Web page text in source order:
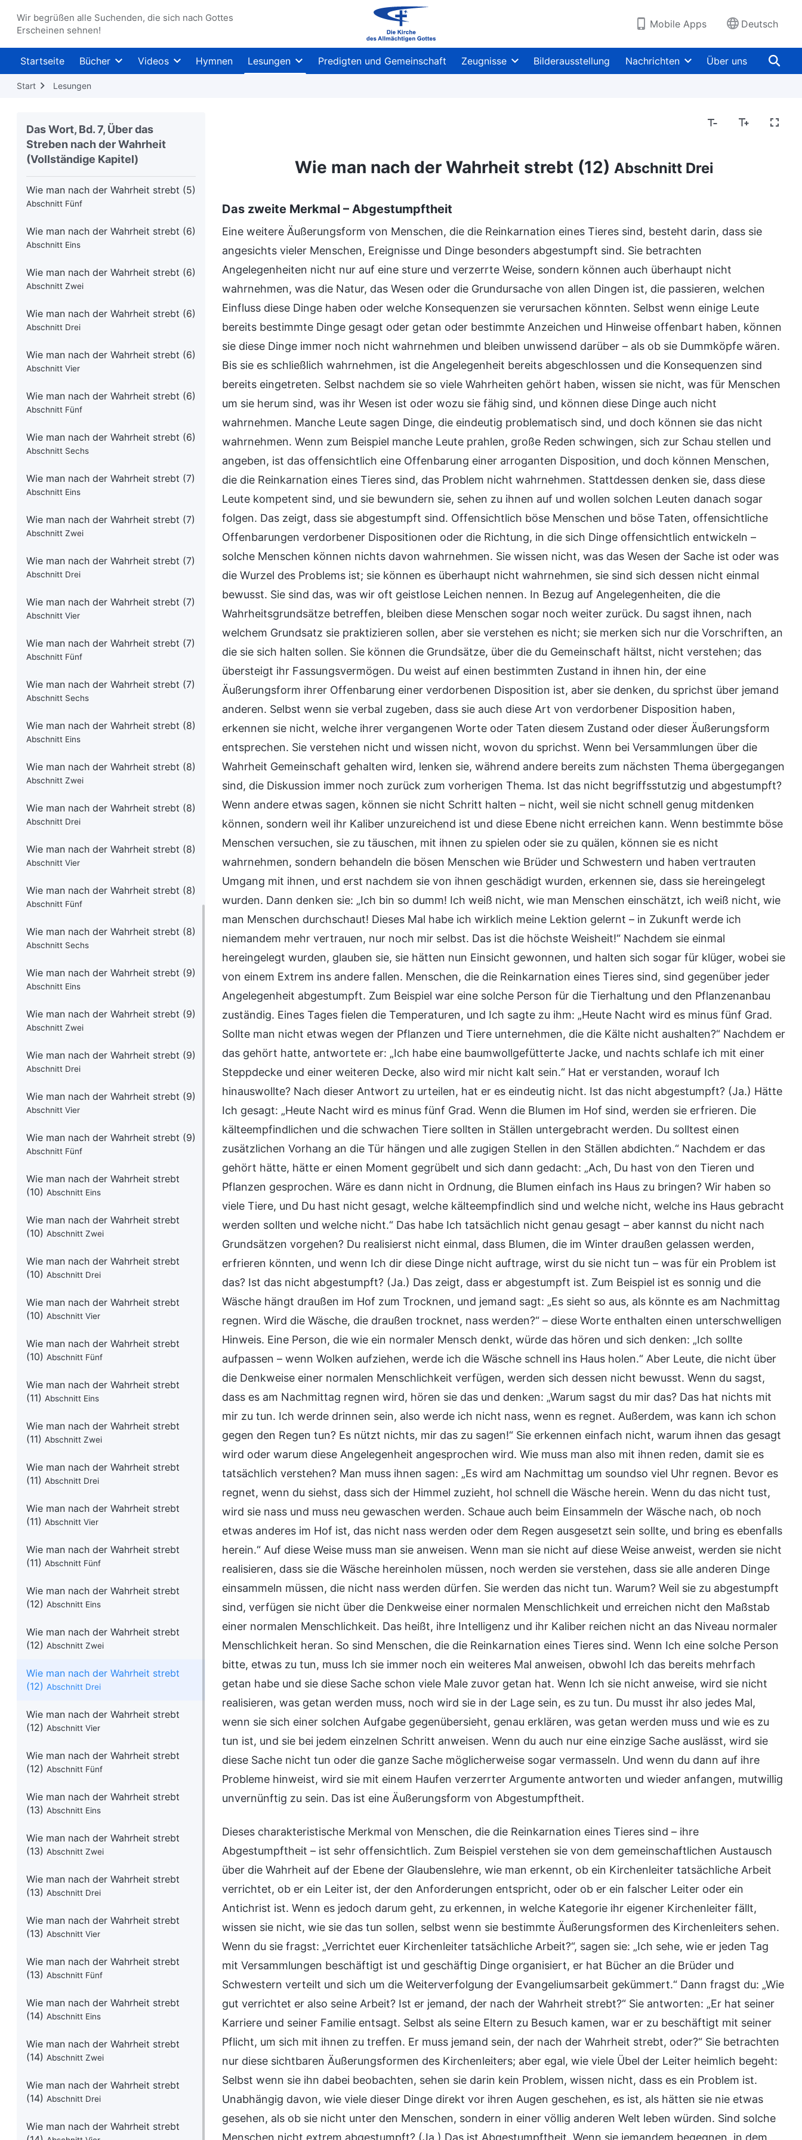
Wir begrüßen alle Suchenden, die sich nach Gottes
Erscheinen sehnen!
Mobile Apps Deutsch
Startseite Bücher Videos Hymnen Lesungen Predigten und Gemeinschaft Zeugnisse Bilderausstellung Nachrichten Über uns
Start Lesungen
Das Wort, Bd. 7, Über das
Streben nach der Wahrheit
(Vollständige Kapitel)
Wie man nach der Wahrheit strebt (5)
Wie man nach der Wahrheit strebt (5)
Wie man nach der Wahrheit strebt (5)
Abschnitt Vier
Wie man nach der Wahrheit strebt (5)
Abschnitt Fünf
Wie man nach der Wahrheit strebt (6)
Abschnitt Eins
Wie man nach der Wahrheit strebt (6)
Abschnitt Zwei
Wie man nach der Wahrheit strebt (6)
Abschnitt Drei
Wie man nach der Wahrheit strebt (6)
Abschnitt Vier
Wie man nach der Wahrheit strebt (6)
Abschnitt Fünf
Wie man nach der Wahrheit strebt (6)
Abschnitt Sechs
Wie man nach der Wahrheit strebt (7)
Abschnitt Eins
Wie man nach der Wahrheit strebt (7)
Abschnitt Zwei
Wie man nach der Wahrheit strebt (7)
Abschnitt Drei
Wie man nach der Wahrheit strebt (7)
Abschnitt Vier
Wie man nach der Wahrheit strebt (7)
Abschnitt Fünf
Wie man nach der Wahrheit strebt (7)
Abschnitt Sechs
Wie man nach der Wahrheit strebt (8)
Abschnitt Eins
Wie man nach der Wahrheit strebt (8)
Abschnitt Zwei
Wie man nach der Wahrheit strebt (8)
Abschnitt Drei
Wie man nach der Wahrheit strebt (8)
Abschnitt Vier
Wie man nach der Wahrheit strebt (8)
Abschnitt Fünf
Wie man nach der Wahrheit strebt (8)
Abschnitt Sechs
Wie man nach der Wahrheit strebt (9)
Abschnitt Eins
Wie man nach der Wahrheit strebt (9)
Abschnitt Zwei
Wie man nach der Wahrheit strebt (9)
Abschnitt Drei
Wie man nach der Wahrheit strebt (9)
Abschnitt Vier
Wie man nach der Wahrheit strebt (9)
Abschnitt Fünf
Wie man nach der Wahrheit strebt
(10) Abschnitt Eins
Wie man nach der Wahrheit strebt
(10) Abschnitt Zwei
Wie man nach der Wahrheit strebt
(10) Abschnitt Drei
Wie man nach der Wahrheit strebt
(10) Abschnitt Vier
Wie man nach der Wahrheit strebt
(10) Abschnitt Fünf
Wie man nach der Wahrheit strebt
(11) Abschnitt Eins
Wie man nach der Wahrheit strebt
(11) Abschnitt Zwei
Wie man nach der Wahrheit strebt
(11) Abschnitt Drei
Wie man nach der Wahrheit strebt
(11) Abschnitt Vier
Wie man nach der Wahrheit strebt
(11) Abschnitt Fünf
Wie man nach der Wahrheit strebt
(12) Abschnitt Eins
Wie man nach der Wahrheit strebt
(12) Abschnitt Zwei
Wie man nach der Wahrheit strebt
(12) Abschnitt Drei
Wie man nach der Wahrheit strebt
(12) Abschnitt Vier
Wie man nach der Wahrheit strebt
(12) Abschnitt Fünf
Wie man nach der Wahrheit strebt
(13) Abschnitt Eins
Wie man nach der Wahrheit strebt
(13) Abschnitt Zwei
Wie man nach der Wahrheit strebt
(13) Abschnitt Drei
Wie man nach der Wahrheit strebt
(13) Abschnitt Vier
Wie man nach der Wahrheit strebt
(13) Abschnitt Fünf
Wie man nach der Wahrheit strebt
(14) Abschnitt Eins
Wie man nach der Wahrheit strebt
(14) Abschnitt Zwei
Wie man nach der Wahrheit strebt
(14) Abschnitt Drei
Wie man nach der Wahrheit strebt
Wie man nach der Wahrheit strebt (12) Abschnitt Drei
Das zweite Merkmal – Abgestumpftheit
Eine weitere Äußerungsform von Menschen, die die Reinkarnation eines Tieres sind, besteht darin, dass sie
angesichts vieler Menschen, Ereignisse und Dinge besonders abgestumpft sind. Sie betrachten
Angelegenheiten nicht nur auf eine sture und verzerrte Weise, sondern können auch überhaupt nicht
wahrnehmen, was die Natur, das Wesen oder die Grundursache von allen Dingen ist, die passieren, welchen
Einfluss diese Dinge haben oder welche Konsequenzen sie verursachen könnten. Selbst wenn einige Leute
bereits bestimmte Dinge gesagt oder getan oder bestimmte Anzeichen und Hinweise offenbart haben, können
sie diese Dinge immer noch nicht wahrnehmen und bleiben unwissend darüber – als ob sie Dummköpfe wären.
Bis sie es schließlich wahrnehmen, ist die Angelegenheit bereits abgeschlossen und die Konsequenzen sind
bereits eingetreten. Selbst nachdem sie so viele Wahrheiten gehört haben, wissen sie nicht, was für Menschen
um sie herum sind, was ihr Wesen ist oder wozu sie fähig sind, und können diese Dinge auch nicht
wahrnehmen. Manche Leute sagen Dinge, die eindeutig problematisch sind, und doch können sie das nicht
wahrnehmen. Wenn zum Beispiel manche Leute prahlen, große Reden schwingen, sich zur Schau stellen und
angeben, ist das offensichtlich eine Offenbarung einer arroganten Disposition, und doch können Menschen,
die die Reinkarnation eines Tieres sind, das Problem nicht wahrnehmen. Stattdessen denken sie, dass diese
Leute kompetent sind, und sie bewundern sie, sehen zu ihnen auf und wollen solchen Leuten danach sogar
folgen. Das zeigt, dass sie abgestumpft sind. Offensichtlich böse Menschen und böse Taten, offensichtliche
Offenbarungen verdorbener Dispositionen oder die Richtung, in die sich Dinge offensichtlich entwickeln –
solche Menschen können nichts davon wahrnehmen. Sie wissen nicht, was das Wesen der Sache ist oder was
die Wurzel des Problems ist; sie können es überhaupt nicht wahrnehmen, sie sind sich dessen nicht einmal
bewusst. Sie sind das, was wir oft geistlose Leichen nennen. In Bezug auf Angelegenheiten, die die
Wahrheitsgrundsätze betreffen, bleiben diese Menschen sogar noch weiter zurück. Du sagst ihnen, nach
welchem Grundsatz sie praktizieren sollen, aber sie verstehen es nicht; sie merken sich nur die Vorschriften, an
die sie sich halten sollen. Sie können die Grundsätze, über die du Gemeinschaft hältst, nicht verstehen; das
übersteigt ihr Fassungsvermögen. Du weist auf einen bestimmten Zustand in ihnen hin, der eine
Äußerungsform ihrer Offenbarung einer verdorbenen Disposition ist, aber sie denken, du sprichst über jemand
anderen. Selbst wenn sie verbal zugeben, dass sie auch diese Art von verdorbener Disposition haben,
erkennen sie nicht, welche ihrer vergangenen Worte oder Taten diesem Zustand oder dieser Äußerungsform
entsprechen. Sie verstehen nicht und wissen nicht, wovon du sprichst. Wenn bei Versammlungen über die
Wahrheit Gemeinschaft gehalten wird, lenken sie, während andere bereits zum nächsten Thema übergegangen
sind, die Diskussion immer noch zurück zum vorherigen Thema. Ist das nicht begriffsstutzig und abgestumpft?
Wenn andere etwas sagen, können sie nicht Schritt halten – nicht, weil sie nicht schnell genug mitdenken
können, sondern weil ihr Kaliber unzureichend ist und diese Ebene nicht erreichen kann. Wenn bestimmte böse
Menschen versuchen, sie zu täuschen, mit ihnen zu spielen oder sie zu quälen, können sie es nicht
wahrnehmen, sondern behandeln die bösen Menschen wie Brüder und Schwestern und haben vertrauten
Umgang mit ihnen, und erst nachdem sie von ihnen geschädigt wurden, erkennen sie, dass sie hereingelegt
wurden. Dann denken sie: „Ich bin so dumm! Ich weiß nicht, wie man Menschen einschätzt, ich weiß nicht, wie
man Menschen durchschaut! Dieses Mal habe ich wirklich meine Lektion gelernt – in Zukunft werde ich
niemandem mehr vertrauen, nur noch mir selbst. Das ist die höchste Weisheit!“ Nachdem sie einmal
hereingelegt wurden, glauben sie, sie hätten nun Einsicht gewonnen, und halten sich sogar für klüger, wobei sie
von einem Extrem ins andere fallen. Menschen, die die Reinkarnation eines Tieres sind, sind gegenüber jeder
Angelegenheit abgestumpft. Zum Beispiel war eine solche Person für die Tierhaltung und den Pflanzenanbau
zuständig. Eines Tages fielen die Temperaturen, und Ich sagte zu ihm: „Heute Nacht wird es minus fünf Grad.
Sollte man nicht etwas wegen der Pflanzen und Tiere unternehmen, die die Kälte nicht aushalten?“ Nachdem er
das gehört hatte, antwortete er: „Ich habe eine baumwollgefütterte Jacke, und nachts schlafe ich mit einer
Steppdecke und einer weiteren Decke, also wird mir nicht kalt sein.“ Hat er verstanden, worauf Ich
hinauswollte? Nach dieser Antwort zu urteilen, hat er es eindeutig nicht. Ist das nicht abgestumpft? (Ja.) Hätte
Ich gesagt: „Heute Nacht wird es minus fünf Grad. Wenn die Blumen im Hof sind, werden sie erfrieren. Die
kälteempfindlichen und die schwachen Tiere sollten in Ställen untergebracht werden. Du solltest einen
zusätzlichen Vorhang an die Tür hängen und alle zugigen Stellen in den Ställen abdichten.“ Nachdem er das
gehört hätte, hätte er einen Moment gegrübelt und sich dann gedacht: „Ach, Du hast von den Tieren und
Pflanzen gesprochen. Wäre es dann nicht in Ordnung, die Blumen einfach ins Haus zu bringen? Wir haben so
viele Tiere, und Du hast nicht gesagt, welche kälteempfindlich sind und welche nicht, welche ins Haus gebracht
werden sollten und welche nicht.“ Das habe Ich tatsächlich nicht genau gesagt – aber kannst du nicht nach
Grundsätzen vorgehen? Du realisierst nicht einmal, dass Blumen, die im Winter draußen gelassen werden,
erfrieren könnten, und wenn Ich dir diese Dinge nicht auftrage, wirst du sie nicht tun – was für ein Problem ist
das? Ist das nicht abgestumpft? (Ja.) Das zeigt, dass er abgestumpft ist. Zum Beispiel ist es sonnig und die
Wäsche hängt draußen im Hof zum Trocknen, und jemand sagt: „Es sieht so aus, als könnte es am Nachmittag
regnen. Wird die Wäsche, die draußen trocknet, nass werden?“ – diese Worte enthalten einen unterschwelligen
Hinweis. Eine Person, die wie ein normaler Mensch denkt, würde das hören und sich denken: „Ich sollte
aufpassen – wenn Wolken aufziehen, werde ich die Wäsche schnell ins Haus holen.“ Aber Leute, die nicht über
die Denkweise einer normalen Menschlichkeit verfügen, werden sich dessen nicht bewusst. Wenn du sagst,
dass es am Nachmittag regnen wird, hören sie das und denken: „Warum sagst du mir das? Das hat nichts mit
mir zu tun. Ich werde drinnen sein, also werde ich nicht nass, wenn es regnet. Außerdem, was kann ich schon
gegen den Regen tun? Es nützt nichts, mir das zu sagen!“ Sie erkennen einfach nicht, warum ihnen das gesagt
wird oder warum diese Angelegenheit angesprochen wird. Wie muss man also mit ihnen reden, damit sie es
tatsächlich verstehen? Man muss ihnen sagen: „Es wird am Nachmittag um soundso viel Uhr regnen. Bevor es
regnet, wenn du siehst, dass sich der Himmel zuzieht, hol schnell die Wäsche herein. Wenn du das nicht tust,
wird sie nass und muss neu gewaschen werden. Schaue auch beim Einsammeln der Wäsche nach, ob noch
etwas anderes im Hof ist, das nicht nass werden oder dem Regen ausgesetzt sein sollte, und bring es ebenfalls
herein.“ Auf diese Weise muss man sie anweisen. Wenn man sie nicht auf diese Weise anweist, werden sie nicht
realisieren, dass sie die Wäsche hereinholen müssen, noch werden sie verstehen, dass sie alle anderen Dinge
einsammeln müssen, die nicht nass werden dürfen. Sie werden das nicht tun. Warum? Weil sie zu abgestumpft
sind, verfügen sie nicht über die Denkweise einer normalen Menschlichkeit und erreichen nicht den Maßstab
einer normalen Menschlichkeit. Das heißt, ihre Intelligenz und ihr Kaliber reichen nicht an das Niveau normaler
Menschlichkeit heran. So sind Menschen, die die Reinkarnation eines Tieres sind. Wenn Ich eine solche Person
bitte, etwas zu tun, muss Ich sie immer noch ein weiteres Mal anweisen, obwohl Ich das bereits mehrfach
getan habe und sie diese Sache schon viele Male zuvor getan hat. Wenn Ich sie nicht anweise, wird sie nicht
realisieren, was getan werden muss, noch wird sie in der Lage sein, es zu tun. Du musst ihr also jedes Mal,
wenn sie sich einer solchen Aufgabe gegenübersieht, genau erklären, was getan werden muss und wie es zu
tun ist, und sie bei jedem einzelnen Schritt anweisen. Wenn du auch nur eine einzige Sache auslässt, wird sie
diese Sache nicht tun oder die ganze Sache möglicherweise sogar vermasseln. Und wenn du dann auf ihre
Probleme hinweist, wird sie mit einem Haufen verzerrter Argumente antworten und wieder anfangen, mutwillig
unvernünftig zu sein. Das ist eine Äußerungsform von Abgestumpftheit.
Dieses charakteristische Merkmal von Menschen, die die Reinkarnation eines Tieres sind – ihre
Abgestumpftheit – ist sehr offensichtlich. Zum Beispiel verstehen sie von dem gemeinschaftlichen Austausch
über die Wahrheit auf der Ebene der Glaubenslehre, wie man erkennt, ob ein Kirchenleiter tatsächliche Arbeit
verrichtet, ob er ein Leiter ist, der den Anforderungen entspricht, oder ob er ein falscher Leiter oder ein
Antichrist ist. Wenn es jedoch darum geht, zu erkennen, in welche Kategorie ihr eigener Kirchenleiter fällt,
wissen sie nicht, wie sie das tun sollen, selbst wenn sie bestimmte Äußerungsformen des Kirchenleiters sehen.
Wenn du sie fragst: „Verrichtet euer Kirchenleiter tatsächliche Arbeit?“, sagen sie: „Ich sehe, wie er jeden Tag
mit Versammlungen beschäftigt ist und geschäftig Dinge organisiert, er hat Bücher an die Brüder und
Schwestern verteilt und sich um die Weiterverfolgung der Evangeliumsarbeit gekümmert.“ Dann fragst du: „Wie
gut verrichtet er also seine Arbeit? Ist er jemand, der nach der Wahrheit strebt?“ Sie antworten: „Er hat seiner
Karriere und seiner Familie entsagt. Selbst als seine Eltern zu Besuch kamen, war er zu beschäftigt mit seiner
Pflicht, um sich mit ihnen zu treffen. Er muss jemand sein, der nach der Wahrheit strebt, oder?“ Sie betrachten
nur diese sichtbaren Äußerungsformen des Kirchenleiters; aber egal, wie viele Übel der Leiter heimlich begeht:
Selbst wenn sie ihn dabei beobachten, sehen sie darin kein Problem, wissen nicht, dass es ein Problem ist.
Unabhängig davon, wie viele dieser Dinge direkt vor ihren Augen geschehen, es ist, als hätten sie nie etwas
gesehen, als ob sie nicht unter den Menschen, sondern in einer völlig anderen Welt leben würden. Sind solche
Menschen nicht extrem abgestumpft? (Ja.) Das ist Abgestumpftheit. Wenn sie jemandem begegnen, in dem